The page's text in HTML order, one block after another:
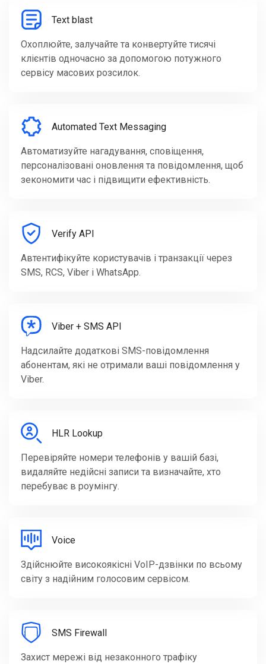
Text blast
Охоплюйте, залучайте та конвертуйте тисячі
клієнтів одночасно за допомогою потужного
сервісу масових розсилок.
Automated Text Messaging
Автоматизуйте нагадування, сповіщення,
персоналізовані оновлення та повідомлення, щоб
зекономити час і підвищити ефективність.
Verify API
Автентифікуйте користувачів і транзакції через
SMS, RCS, Viber і WhatsApp.
Viber + SMS API
Надсилайте додаткові SMS-повідомлення
абонентам, які не отримали ваші повідомлення у
Viber.
HLR Lookup
Перевіряйте номери телефонів у вашій базі,
видаляйте недійсні записи та визначайте, хто
перебуває в роумінгу.
Voice
Здійснюйте високоякісні VoIP-дзвінки по всьому
світу з надійним голосовим сервісом.
SMS Firewall
Захист мережі від незаконного трафіку